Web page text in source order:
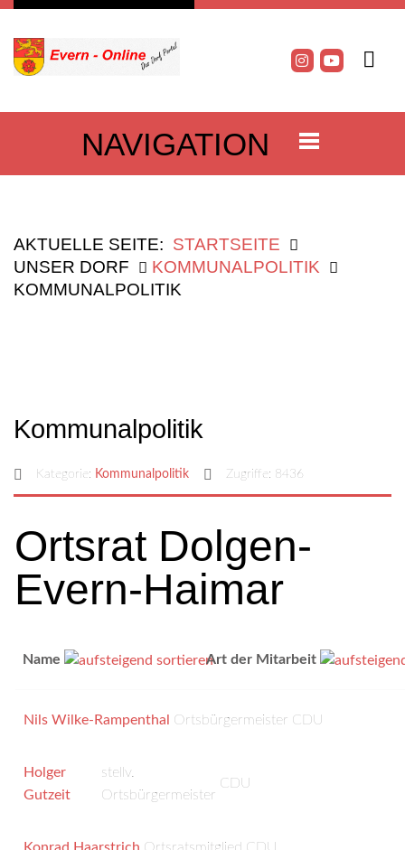
NAVIGATION
AKTUELLE SEITE: STARTSEITE
UNSER DORF
KOMMUNALPOLITIK
KOMMUNALPOLITIK
Kommunalpolitik
Kategorie: Kommunalpolitik Zugriffe: 8436
Ortsrat Dolgen-
Evern-Haimar
Name Art der Mitarbeit
Nils Wilke-Rampenthal Ortsbürgermeister CDU
Holger
Gutzeit
stellv.
Ortsbürgermeister
CDU